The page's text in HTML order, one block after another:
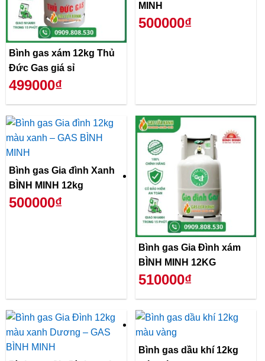
Bình gas xám 12kg Thủ
Đức Gas giá sỉ
499000₫
MINH
500000₫
Bình gas Gia đình Xanh
BÌNH MINH 12kg
500000₫
Bình gas Gia Đình xám
BÌNH MINH 12KG
510000₫
Bình gas dầu khí 12kg